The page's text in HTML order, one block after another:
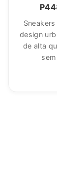
design
de alta